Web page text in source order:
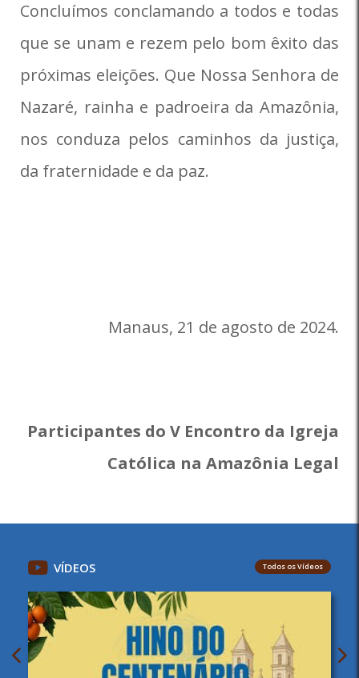
Concluímos conclamando a todos e todas
que se unam e rezem pelo bom êxito das
próximas eleições. Que Nossa Senhora de
Nazaré, rainha e padroeira da Amazônia,
nos conduza pelos caminhos da justiça,
da fraternidade e da paz.
Manaus, 21 de agosto de 2024.
Participantes do V Encontro da Igreja
Católica na Amazônia Legal
VÍDEOS Todos os Vídeos